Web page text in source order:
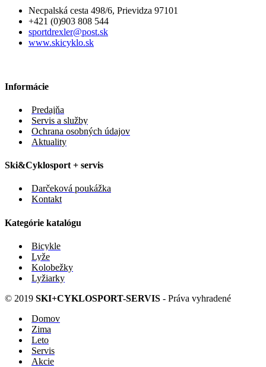
Necpalská cesta 498/6, Prievidza 97101
+421 (0)903 808 544
sportdrexler@post.sk
www.skicyklo.sk
Informácie
Predajňa
Servis a služby
Ochrana osobných údajov
Aktuality
Ski&Cyklosport + servis
Darčeková poukážka
Kontakt
Kategórie katalógu
Bicykle
Lyže
Kolobežky
Lyžiarky
© 2019 SKI+CYKLOSPORT-SERVIS - Práva vyhradené
Domov
Zima
Leto
Servis
Akcie